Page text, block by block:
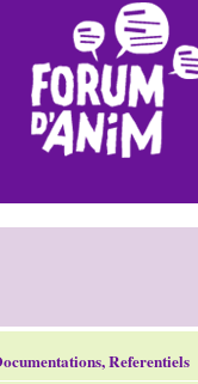
Referentiels